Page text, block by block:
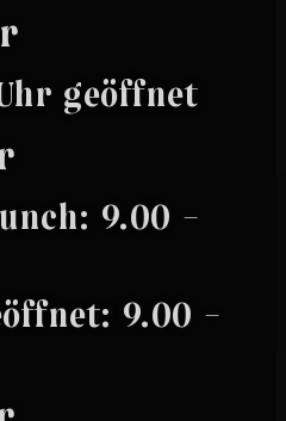
geöffnet
9.00 –
9.00 –